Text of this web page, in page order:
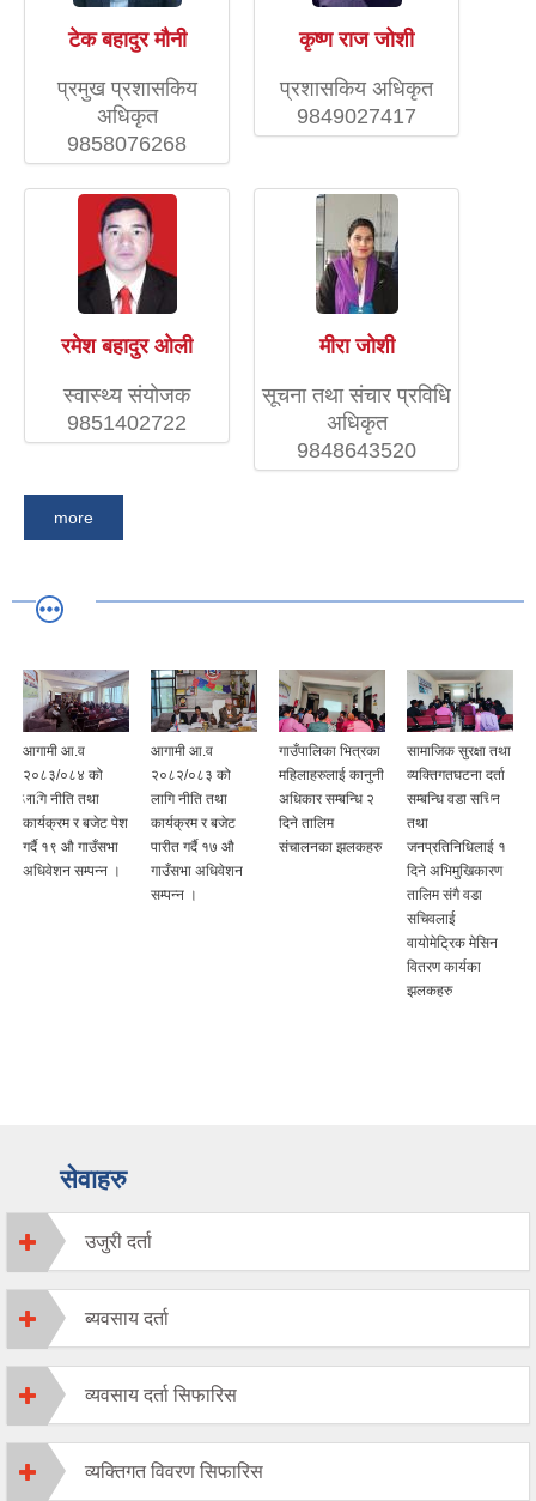
टेक बहादुर मौनी
प्रमुख प्रशासकिय
अधिकृत
9858076268
कृष्ण राज जोशी
प्रशासकिय अधिकृत
9849027417
रमेश बहादुर ओली
स्वास्थ्य संयाेजक
9851402722
मीरा जोशी
सूचना तथा संचार प्रविधि
अधिकृत
9848643520
more
आगामी आ.व
२०८३/०८४ को
लागि नीति तथा
कार्यक्रम र बजेट पेश
गर्दै १९ औ गाउँसभा
अधिवेशन सम्पन्न ।
आगामी आ.व
२०८२/०८३ को
लागि नीति तथा
कार्यक्रम र बजेट
पारीत गर्दै १७ औ
गाउँसभा अधिवेशन
सम्पन्न ।
गाउँपालिका भित्रका
महिलाहरुलाई कानुनी
अधिकार सम्बन्धि २
दिने तालिम
संचालनका झलकहरु
सामाजिक सुरक्षा तथा
व्यक्तिगतघटना दर्ता
सम्बन्धि वडा सचिन
तथा
जनप्रतिनिधिलाई १
दिने अभिमुखिकारण
तालिम संगै वडा
सचिवलाई
वायोमेट्रिक मेसिन
वितरण कार्यका
झलकहरु
सेवाहरु
उजुरी दर्ता
ब्यवसाय दर्ता
व्यवसाय दर्ता सिफारिस
व्यक्तिगत विवरण सिफारिस